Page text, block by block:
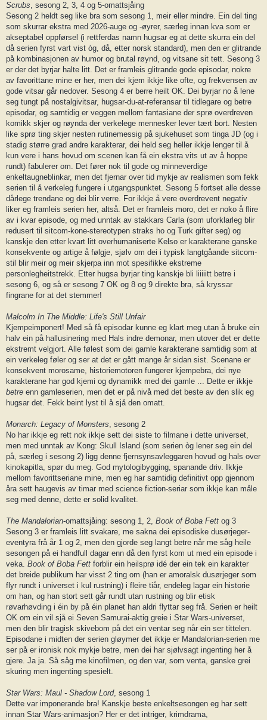
Scrubs, sesong 2, 3, 4 og 5-omattsjåing
Sesong 2 heldt seg like bra som sesong 1, meir eller mindre. Ein del ting
som skurrar ekstra med 2026-auge og -øyrer, særleg innan kva som er
akseptabel oppførsel (i rettferdas namn hugsar eg at dette skurra ein del
då serien fyrst vart vist òg, då, etter norsk standard), men den er glitrande
på kombinasjonen av humor og brutal røynd, og vitsane sit tett. Sesong 3
er der det byrjar halte litt. Det er framleis glitrande gode episodar, nokre
av favorittane mine er her, men dei kjem ikkje like ofte, og frekvensen av
gode vitsar går nedover. Sesong 4 er berre heilt OK. Dei byrjar no å lene
seg tungt på nostalgivitsar, hugsar-du-at-referansar til tidlegare og betre
episodar, og samtidig er veggen mellom fantasiane der sprø overdreven
komikk skjer og røynda der verkelege mennesker lever tært bort. Nesten
like sprø ting skjer nesten rutinemessig på sjukehuset som tinga JD (og i
stadig større grad andre karakterar, dei held seg heller ikkje lenger til å
kun vere i hans hovud om scenen kan få ein ekstra vits ut av å hoppe
rundt) fabulerer om. Det fører nok til gode og minneverdige
enkeltaugneblinkar, men det fjernar over tid mykje av realismen som fekk
serien til å verkeleg fungere i utgangspunktet. Sesong 5 fortset alle desse
dårlege trendane og dei blir verre. For ikkje å vere overdrevent negativ
liker eg framleis serien her, altså. Det er framleis moro, det er noko å flire
av i kvar episode, og med unntak av stakkars Carla (som uforklarleg blir
redusert til sitcom-kone-stereotypen straks ho og Turk gifter seg) og
kanskje den etter kvart litt overhumaniserte Kelso er karakterane ganske
konsekvente og artige å følgje, sjølv om dei i typisk langtgåande sitcom-
stil blir meir og meir skjerpa inn mot spesifikke ekstreme
personlegheitstrekk. Etter hugsa byrjar ting kanskje bli liiiiitt betre i
sesong 6, og så er sesong 7 OK og 8 og 9 direkte bra, så kryssar
fingrane for at det stemmer!
Malcolm In The Middle: Life's Still Unfair
Kjempeimponert! Med så få episodar kunne eg klart meg utan å bruke ein
halv ein på hallusinering med Hals indre demonar, men utover det er dette
ekstremt velgjort. Alle følest som dei gamle karakterane samtidig som at
ein verkeleg føler og ser at det er gått mange år sidan sist. Scenane er
konsekvent morosame, historiemotoren fungerer kjempebra, dei nye
karakterane har god kjemi og dynamikk med dei gamle ... Dette er ikkje
betre enn gamleserien, men det er på nivå med det beste av den slik eg
hugsar det. Fekk beint lyst til å sjå den omatt.
Monarch: Legacy of Monsters, sesong 2
No har ikkje eg rett nok ikkje sett dei siste to filmane i dette universet,
men med unntak av Kong: Skull Island (som serien òg lener seg ein del
på, særleg i sesong 2) ligg denne fjernsynsavleggaren hovud og hals over
kinokapitla, spør du meg. God mytologibygging, spanande driv. Ikkje
mellom favorittseriane mine, men eg har samtidig definitivt opp gjennom
åra sett haugevis av timar med science fiction-seriar som ikkje kan måle
seg med denne, dette er solid kvalitet.
The Mandalorian-omattsjåing: sesong 1, 2, Book of Boba Fett og 3
Sesong 3 er framleis litt svakare, me sakna dei episodiske dusørjeger-
eventyra frå år 1 og 2, men den gjorde seg langt betre når me såg heile
sesongen på ei handfull dagar enn då den fyrst kom ut med ein episode i
veka. Book of Boba Fett forblir ein heilsprø idé der ein tek ein karakter
det breide publikum har visst 2 ting om (han er amoralsk dusørjeger som
flyr rundt i universet i kul rustning) i fleire tiår, endeleg lagar ein historie
om han, og han stort sett går rundt utan rustning og blir etisk
røvarhøvding i éin by på éin planet han aldri flyttar seg frå. Serien er heilt
OK om ein vil sjå ei Seven Samurai-aktig greie i Star Wars-universet,
men den blir tragisk skivebom på det ein ventar seg når ein ser tittelen.
Episodane i midten der serien gløymer det ikkje er Mandalorian-serien me
ser på er ironisk nok mykje betre, men dei har sjølvsagt ingenting her å
gjere. Ja ja. Så såg me kinofilmen, og den var, som venta, ganske grei
skuring men ingenting spesielt.
Star Wars: Maul - Shadow Lord, sesong 1
Dette var imponerande bra! Kanskje beste enkeltsesongen eg har sett
innan Star Wars-animasjon? Her er det intriger, krimdrama,